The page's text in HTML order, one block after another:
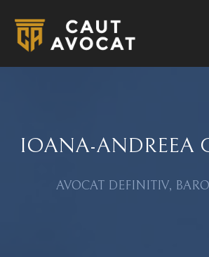
IOANA-ANDREEA
AVOCAT DEFINITIV,